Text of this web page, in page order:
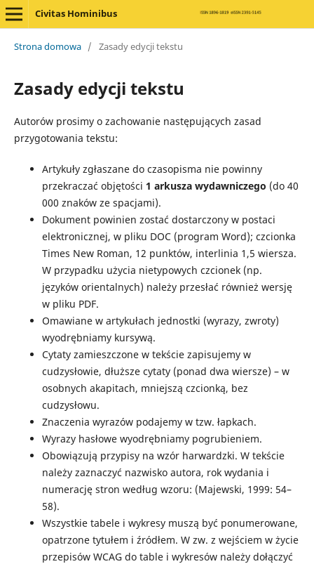
Civitas Hominibus
Strona domowa / Zasady edycji tekstu
Zasady edycji tekstu
Autorów prosimy o zachowanie następujących zasad
przygotowania tekstu:
Artykuły zgłaszane do czasopisma nie powinny
przekraczać objętości 1 arkusza wydawniczego (do 40
000 znaków ze spacjami).
Dokument powinien zostać dostarczony w postaci
elektronicznej, w pliku DOC (program Word); czcionka
Times New Roman, 12 punktów, interlinia 1,5 wiersza.
W przypadku użycia nietypowych czcionek (np.
języków orientalnych) należy przesłać również wersję
w pliku PDF.
Omawiane w artykułach jednostki (wyrazy, zwroty)
wyodrębniamy kursywą.
Cytaty zamieszczone w tekście zapisujemy w
cudzysłowie, dłuższe cytaty (ponad dwa wiersze) – w
osobnych akapitach, mniejszą czcionką, bez
cudzysłowu.
Znaczenia wyrazów podajemy w tzw. łapkach.
Wyrazy hasłowe wyodrębniamy pogrubieniem.
Obowiązują przypisy na wzór harwardzki. W tekście
należy zaznaczyć nazwisko autora, rok wydania i
numerację stron według wzoru: (Majewski, 1999: 54–
58).
Wszystkie tabele i wykresy muszą być ponumerowane,
opatrzone tytułem i źródłem. W zw. z wejściem w życie
przepisów WCAG do table i wykresów należy dołączyć